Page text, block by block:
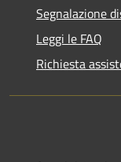
Segnalazione
Leggi le FAQ
Richiesta